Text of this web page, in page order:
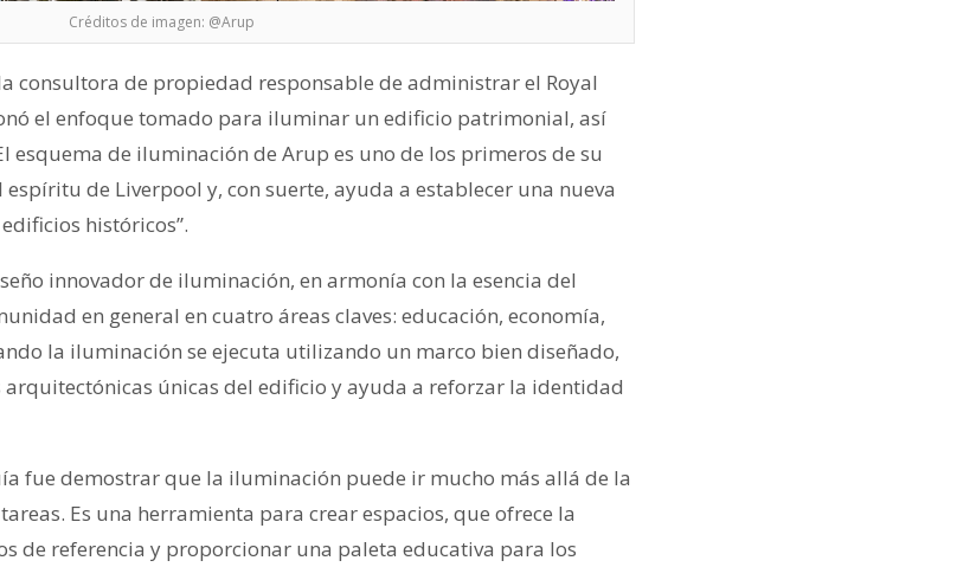
Créditos de imagen: @Arup
consultora de propiedad responsable de administrar el Royal
el enfoque tomado para iluminar un edificio patrimonial, así
esquema de iluminación de Arup es uno de los primeros de su
de Liverpool y, con suerte, ayuda a establecer una nueva
históricos”.
innovador de iluminación, en armonía con la esencia del
en general en cuatro áreas claves: educación, economía,
la iluminación se ejecuta utilizando un marco bien diseñado,
únicas del edificio y ayuda a reforzar la identidad
fue demostrar que la iluminación puede ir mucho más allá de la
Es una herramienta para crear espacios, que ofrece la
de referencia y proporcionar una paleta educativa para los